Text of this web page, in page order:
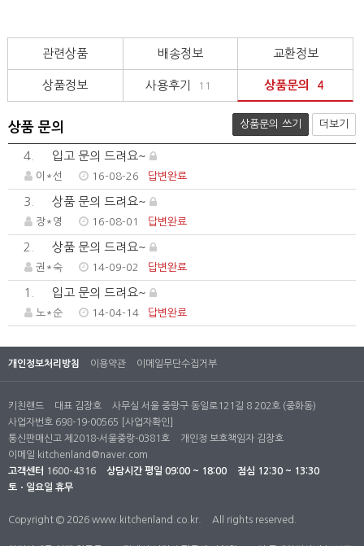
관련상품 배송정보 교환정보
상품정보 사용후기 11 상품문의 4
상품 문의 상품문의 쓰기 더보기
4. 입고 문의 드려요~
이*선 16-08-26 답변완료
3. 상품 문의 드려요~
장*영 16-08-01 답변완료
2. 상품 문의 드려요~
권*숙 14-09-02 답변완료
1. 입고 문의 드려요~
노*순 14-04-14 답변완료
개인정보처리방침 이용약관 이메일무단수집거부
키친랜드 대표 김장호
사무실 서울 중랑구 동일로121길 8 202호 (중화동)
사업자번호 698-19-00565
[사업자확인]
통신판매신고 제2018-서울중랑-0381호
개인정 보호책임자 김장호
이메일 kitchenland@naver.com
고객센터 1600-4316 상담시간 평일 09:00 ~ 18:00
점심 12:30 ~ 13:30
토ㆍ일요일 휴무
Copyright © 2026 www.kitchenland.co.kr. All rights reserved.